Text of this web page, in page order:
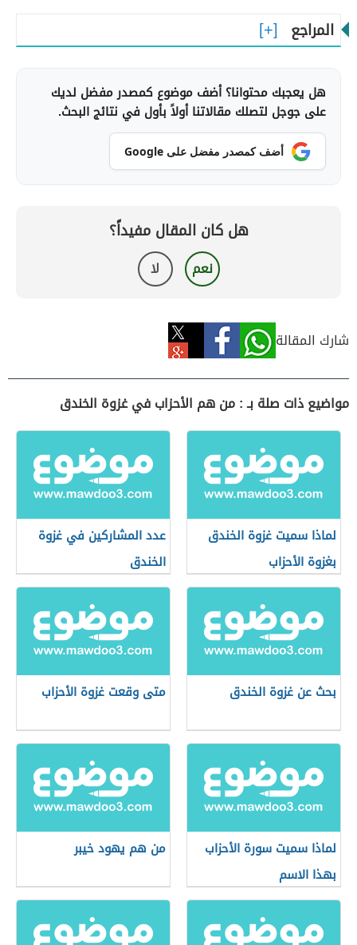
المراجع
هل يعجبك محتوانا؟ أضف موضوع كمصدر مفضل لديك
على جوجل لتصلك مقالاتنا أولاً بأول في نتائج البحث.
أضف كمصدر مفضل على Google
هل كان المقال مفيداً؟
نعم لا
شارك المقالة
مواضيع ذات صلة بـ : من هم الأحزاب في غزوة الخندق
لماذا سميت غزوة الخندق
بغزوة الأحزاب
عدد المشاركين في غزوة
الخندق
بحث عن غزوة الخندق متى وقعت غزوة الأحزاب
لماذا سميت سورة الأحزاب
بهذا الاسم
من هم يهود خيبر